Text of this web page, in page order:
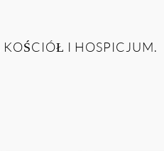
KOŚCIÓŁ I HOSPICJUM.